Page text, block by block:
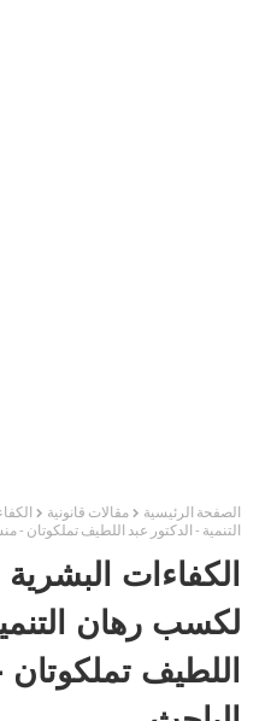
الصفحة الرئيسية مقالات قانونية
التنمية - الدكتور عبد اللطيف تملكوتان -
الكفاءات البشرية
لكسب رهان
اللطيف